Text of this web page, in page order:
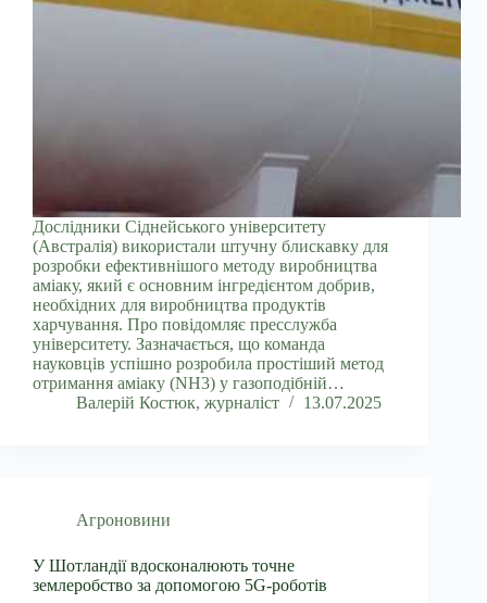
Дослідники Сіднейського університету
(Австралія) використали штучну блискавку для
розробки ефективнішого методу виробництва
аміаку, який є основним інгредієнтом добрив,
необхідних для виробництва продуктів
харчування. Про повідомляє пресслужба
університету. Зазначається, що команда
науковців успішно розробила простіший метод
отримання аміаку (NH3) у газоподібній…
Валерій Костюк, журналіст
13.07.2025
Агроновини
У Шотландії вдосконалюють точне
землеробство за допомогою 5G-роботів